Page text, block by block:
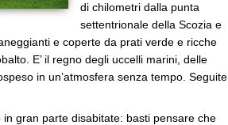
di chilometri dalla punta
settentrionale della Scozia e
e coperte da prati verde e ricche
E’ il regno degli uccelli marini, delle
in un’atmosfera senza tempo. Seguite
gran parte disabitate: basti pensare che